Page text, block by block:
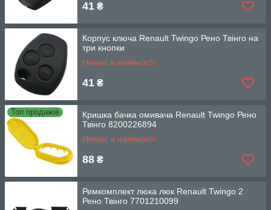
41 ₴
Корпус ключа Renault Twingo Рено Твінго на
три кнопки
Немає в наявності
41 ₴
Топ продажів
Кришка бачка омивача Renault Twingo Рено
Твінго 8200226894
Немає в наявності
88 ₴
Ремкомплект люка люк Renault Twingo 2
Рено Твінго 7701210099